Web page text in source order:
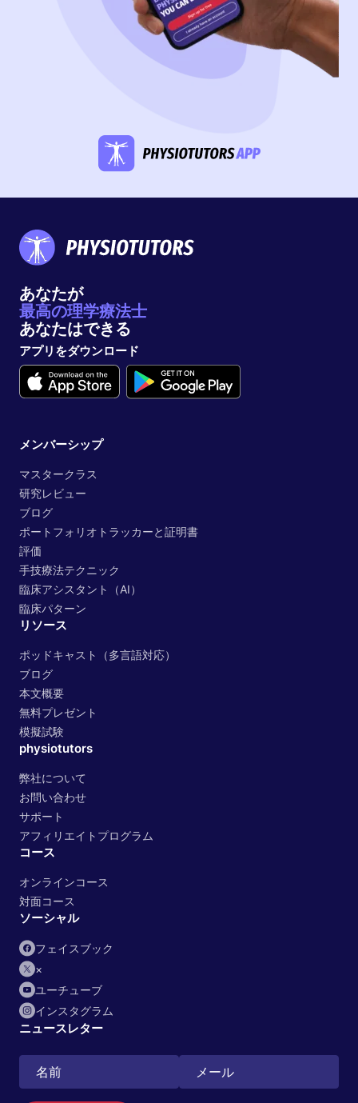
あなたが
最高の理学療法士
あなたはできる
アプリをダウンロード
メンバーシップ
マスタークラス
研究レビュー
ブログ
ポートフォリオトラッカーと証明書
評価
手技療法テクニック
臨床アシスタント（AI）
臨床パターン
リソース
ポッドキャスト（多言語対応）
ブログ
本文概要
無料プレゼント
模擬試験
physiotutors
弊社について
お問い合わせ
サポート
アフィリエイトプログラム
コース
オンラインコース
対面コース
ソーシャル
フェイスブック
×
ユーチューブ
インスタグラム
ニュースレター